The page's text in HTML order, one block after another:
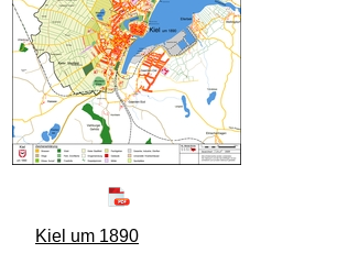
Kiel um 1890